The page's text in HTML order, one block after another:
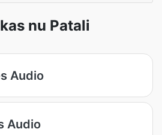
nu Patali
Audio
Audio